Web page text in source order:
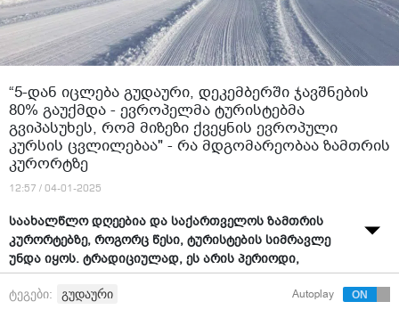
“5-დან იცლება გუდაური, დეკემბერში ჯავშნების
80% გაუქმდა - ევროპელმა ტურისტებმა
გვიპასუხეს, რომ მიზეზი ქვეყნის ევროპული
კურსის ცვლილებაა" - რა მდგომარეობაა ზამთრის
კურორტზე
12:57 / 04-01-2025
საახალწლო დღეებია და საქართველოს ზამთრის
კურორტებზე, როგორც წესი, ტურისტების სიმრავლე
უნდა იყოს. ტრადიციულად, ეს არის პერიოდი,
როდესაც სასტუმროებში ან საოჯახო ტიპის
დაწესებულებებში ადგილის პოვნა ჭირს ან თადარიგი
ტეგები: გუდაური Autoplay